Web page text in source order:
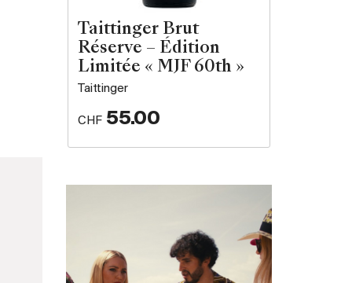
Taittinger Brut
Réserve – Édition
Limitée « MJF 60th »
Taittinger
CHF 55.00